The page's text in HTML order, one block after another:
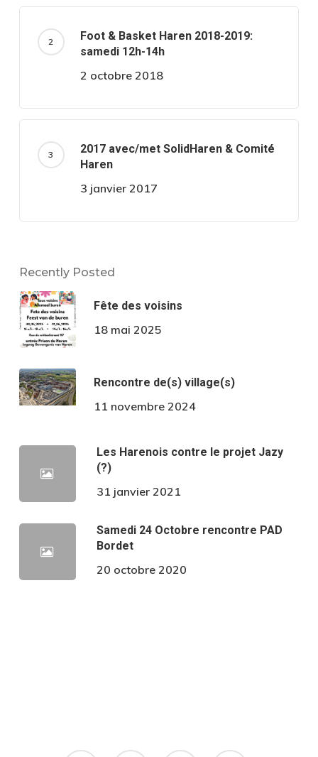
Foot & Basket Haren 2018-2019:
samedi 12h-14h
2 octobre 2018
2017 avec/met SolidHaren & Comité
Haren
3 janvier 2017
Recently Posted
Fête des voisins
18 mai 2025
Rencontre de(s) village(s)
11 novembre 2024
Les Harenois contre le projet Jazy
(?)
31 janvier 2021
Samedi 24 Octobre rencontre PAD
Bordet
20 octobre 2020